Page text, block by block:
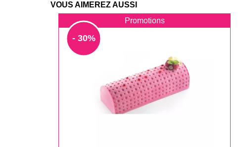
VOUS AIMEREZ AUSSI
Promotions
- 30%